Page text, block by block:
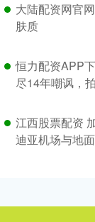
大陆配资网官
肤质
恒力配资APP
尽14年嘲讽，
江西股票配资
迪亚机场与地